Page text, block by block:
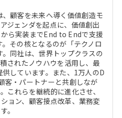
顧客を未来へ導く価値創造モ
ジェンダを起点に、価値創出
ら実装までEnd to Endで支援
その核となるのが「テクノロ
同社は、世界トップクラスの
されたノウハウを活用し、最
しています。また、1万人のD
客・パートナーと共創しなが
これらを継続的に進化させ、
ョン、顧客接点改革、業務変
。